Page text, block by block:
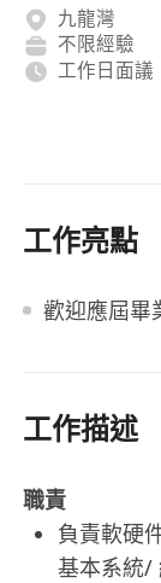
九龍灣
不限經驗
工作日面議
工作亮點
歡迎應屆畢
工作描述
職責
負責軟硬
基本系統/